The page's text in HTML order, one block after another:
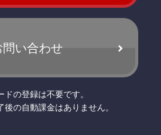
問い合わせ
ードの登録は不要です。
の自動課金はありません。